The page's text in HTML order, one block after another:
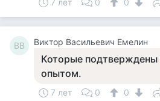
7 лет 0 0
ВВ Виктор Васильевич Емелин
Которые
опытом.
7 лет 0 0